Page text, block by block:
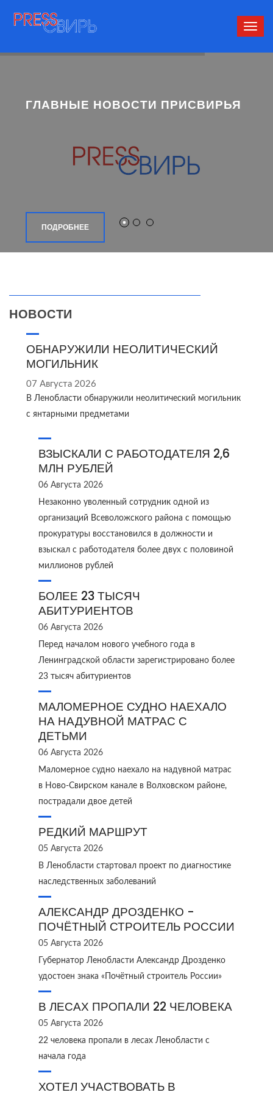
ГЛАВНЫЕ НОВОСТИ ПРИСВИРЬЯ
ПОДРОБНЕЕ
НОВОСТИ
ОБНАРУЖИЛИ НЕОЛИТИЧЕСКИЙ
МОГИЛЬНИК
07 Августа 2026
В Ленобласти обнаружили неолитический могильник
с янтарными предметами
ВЗЫСКАЛИ С РАБОТОДАТЕЛЯ 2,6
МЛН РУБЛЕЙ
06 Августа 2026
Незаконно уволенный сотрудник одной из
организаций Всеволожского района с помощью
прокуратуры восстановился в должности и
взыскал с работодателя более двух с половиной
миллионов рублей
БОЛЕЕ 23 ТЫСЯЧ
АБИТУРИЕНТОВ
06 Августа 2026
Перед началом нового учебного года в
Ленинградской области зарегистрировано более
23 тысяч абитуриентов
МАЛОМЕРНОЕ СУДНО НАЕХАЛО
НА НАДУВНОЙ МАТРАС С
ДЕТЬМИ
06 Августа 2026
Маломерное судно наехало на надувной матрас
в Ново‑Свирском канале в Волховском районе,
пострадали двое детей
РЕДКИЙ МАРШРУТ
05 Августа 2026
В Ленобласти стартовал проект по диагностике
наследственных заболеваний
АЛЕКСАНДР ДРОЗДЕНКО -
ПОЧЁТНЫЙ СТРОИТЕЛЬ РОССИИ
05 Августа 2026
Губернатор Ленобласти Александр Дрозденко
удостоен знака «Почётный строитель России»
В ЛЕСАХ ПРОПАЛИ 22 ЧЕЛОВЕКА
05 Августа 2026
22 человека пропали в лесах Ленобласти с
начала года
ХОТЕЛ УЧАСТВОВАТЬ В